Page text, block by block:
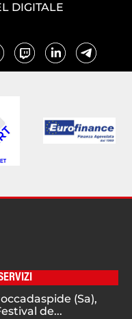
DIGITALE
(Sa),
de...